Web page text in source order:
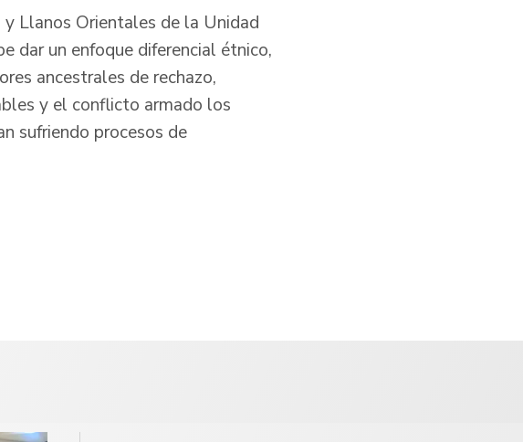
Llanos Orientales de la Unidad
dar un enfoque diferencial étnico,
ancestrales de rechazo,
y el conflicto armado los
sufriendo procesos de